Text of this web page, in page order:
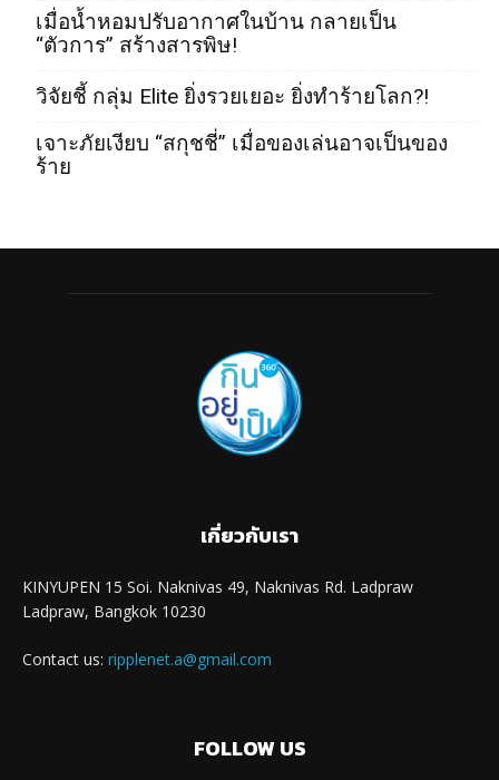
เมื่อน้ำหอมปรับอากาศในบ้าน กลายเป็น
“ตัวการ” สร้างสารพิษ!
วิจัยชี้ กลุ่ม Elite ยิ่งรวยเยอะ ยิ่งทำร้ายโลก?!
เจาะภัยเงียบ “สกุชชี่” เมื่อของเล่นอาจเป็นของ
ร้าย
เกี่ยวกับเรา
KINYUPEN 15 Soi. Naknivas 49, Naknivas Rd. Ladpraw
Ladpraw, Bangkok 10230
Contact us: ripplenet.a@gmail.com
FOLLOW US